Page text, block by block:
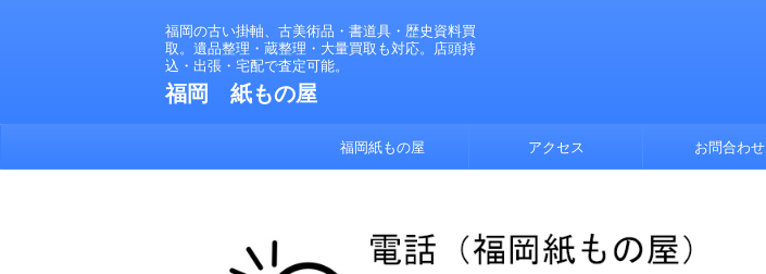
福岡の古い掛軸、古美術品・書道具・歴史資料買
取。遺品整理・蔵整理・大量買取も対応。店頭持
込・出張・宅配で査定可能。
福岡 紙もの屋
福岡紙もの屋 アクセス お問合わせ